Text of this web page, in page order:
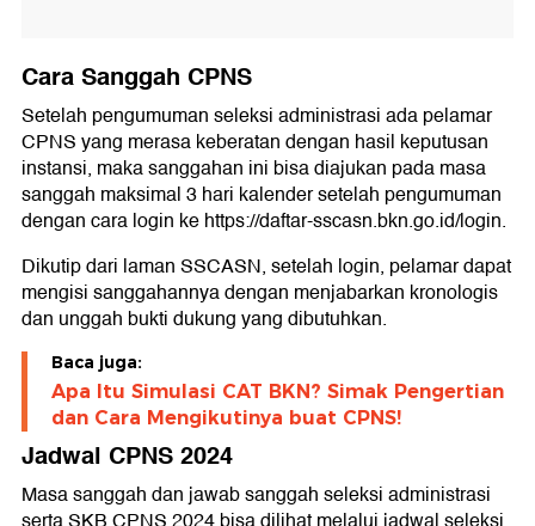
Cara Sanggah CPNS
Setelah pengumuman seleksi administrasi ada pelamar
CPNS yang merasa keberatan dengan hasil keputusan
instansi, maka sanggahan ini bisa diajukan pada masa
sanggah maksimal 3 hari kalender setelah pengumuman
dengan cara login ke https://daftar-sscasn.bkn.go.id/login.
Dikutip dari laman SSCASN, setelah login, pelamar dapat
mengisi sanggahannya dengan menjabarkan kronologis
dan unggah bukti dukung yang dibutuhkan.
Baca juga:
Apa Itu Simulasi CAT BKN? Simak Pengertian
dan Cara Mengikutinya buat CPNS!
Jadwal CPNS 2024
Masa sanggah dan jawab sanggah seleksi administrasi